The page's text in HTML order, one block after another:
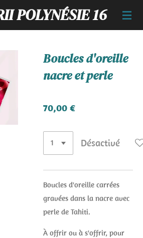
POLYNÉSIE 16
Boucles d'oreille
nacre et perle
70,00 €
Désactivé
Boucles d'oreille carrées
gravées dans la nacre avec
perle de Tahiti.
À offrir ou à s'offrir, pour